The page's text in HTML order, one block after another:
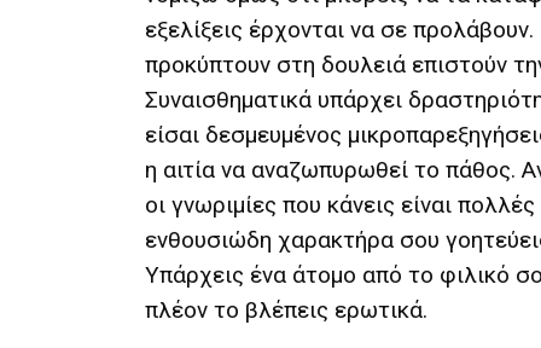
εξελίξεις έρχονται να σε
προκύπτουν στη δουλειά επιστούν
Συναισθηματικά υπάρχει
είσαι δεσμευμένος
η αιτία να αναζωπυρωθεί το πάθος.
οι γνωριμίες που κάνεις είναι
ενθουσιώδη χαρακτήρα σου
Υπάρχεις ένα άτομο από το φιλικό
πλέον το βλέπεις ερωτικά.